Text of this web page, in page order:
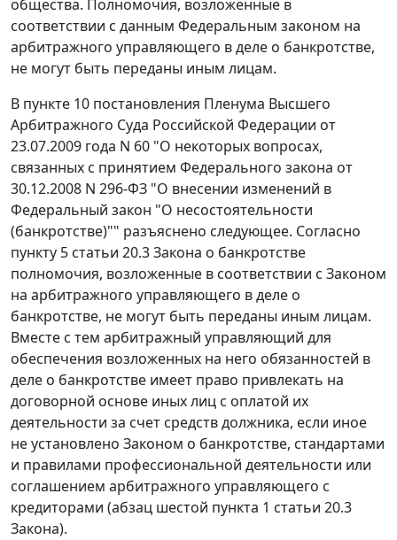
общества. Полномочия, возложенные в
соответствии с данным Федеральным законом на
арбитражного управляющего в деле о банкротстве,
не могут быть переданы иным лицам.
В пункте 10 постановления Пленума Высшего
Арбитражного Суда Российской Федерации от
23.07.2009 года N 60 "О некоторых вопросах,
связанных с принятием Федерального закона от
30.12.2008 N 296-ФЗ "О внесении изменений в
Федеральный закон "О несостоятельности
(банкротстве)"" разъяснено следующее. Согласно
пункту 5 статьи 20.3 Закона о банкротстве
полномочия, возложенные в соответствии с Законом
на арбитражного управляющего в деле о
банкротстве, не могут быть переданы иным лицам.
Вместе с тем арбитражный управляющий для
обеспечения возложенных на него обязанностей в
деле о банкротстве имеет право привлекать на
договорной основе иных лиц с оплатой их
деятельности за счет средств должника, если иное
не установлено Законом о банкротстве, стандартами
и правилами профессиональной деятельности или
соглашением арбитражного управляющего с
кредиторами (абзац шестой пункта 1 статьи 20.3
Закона).